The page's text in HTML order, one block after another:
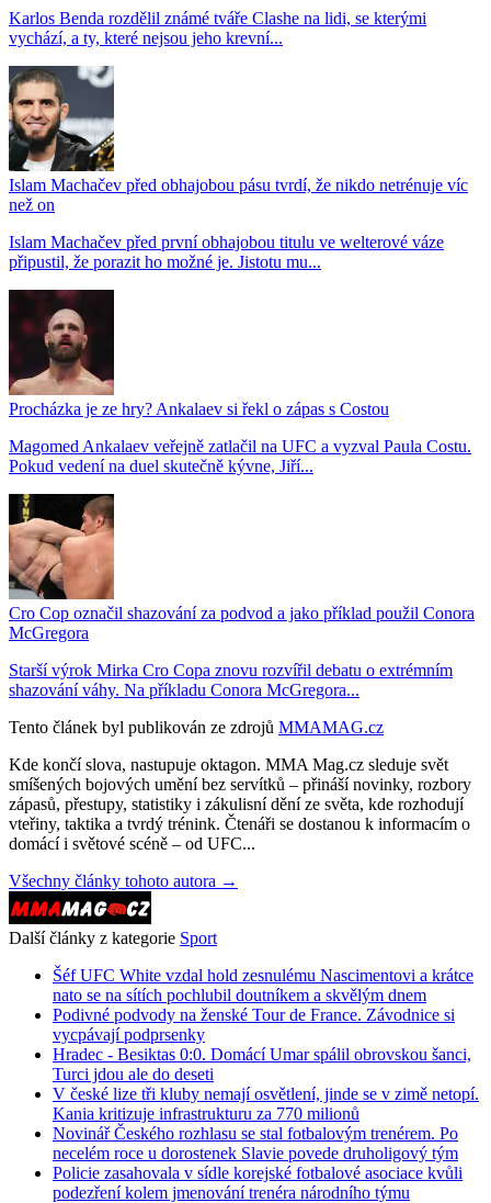
Karlos Benda rozdělil známé tváře Clashe na lidi, se kterými
vychází, a ty, které nejsou jeho krevní...
Islam Machačev před obhajobou pásu tvrdí, že nikdo netrénuje víc
než on
Islam Machačev před první obhajobou titulu ve welterové váze
připustil, že porazit ho možné je. Jistotu mu...
Procházka je ze hry? Ankalaev si řekl o zápas s Costou
Magomed Ankalaev veřejně zatlačil na UFC a vyzval Paula Costu.
Pokud vedení na duel skutečně kývne, Jiří...
Cro Cop označil shazování za podvod a jako příklad použil Conora
McGregora
Starší výrok Mirka Cro Copa znovu rozvířil debatu o extrémním
shazování váhy. Na příkladu Conora McGregora...
Tento článek byl publikován ze zdrojů MMAMAG.cz
Kde končí slova, nastupuje oktagon. MMA Mag.cz sleduje svět
smíšených bojových umění bez servítků – přináší novinky, rozbory
zápasů, přestupy, statistiky i zákulisní dění ze světa, kde rozhodují
vteřiny, taktika a tvrdý trénink. Čtenáři se dostanou k informacím o
domácí i světové scéně – od UFC...
Všechny články tohoto autora →
Další články z kategorie Sport
Šéf UFC White vzdal hold zesnulému Nascimentovi a krátce
nato se na sítích pochlubil doutníkem a skvělým dnem
Podivné podvody na ženské Tour de France. Závodnice si
vycpávají podprsenky
Hradec - Besiktas 0:0. Domácí Umar spálil obrovskou šanci,
Turci jdou ale do deseti
V české lize tři kluby nemají osvětlení, jinde se v zimě netopí.
Kania kritizuje infrastrukturu za 770 milionů
Novinář Českého rozhlasu se stal fotbalovým trenérem. Po
necelém roce u dorostenek Slavie povede druholigový tým
Policie zasahovala v sídle korejské fotbalové asociace kvůli
podezření kolem jmenování trenéra národního týmu